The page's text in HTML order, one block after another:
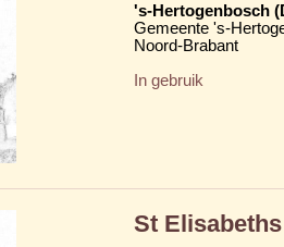
's-Hertogenbosch
Gemeente 's-
Noord-Brabant
In gebruik
St